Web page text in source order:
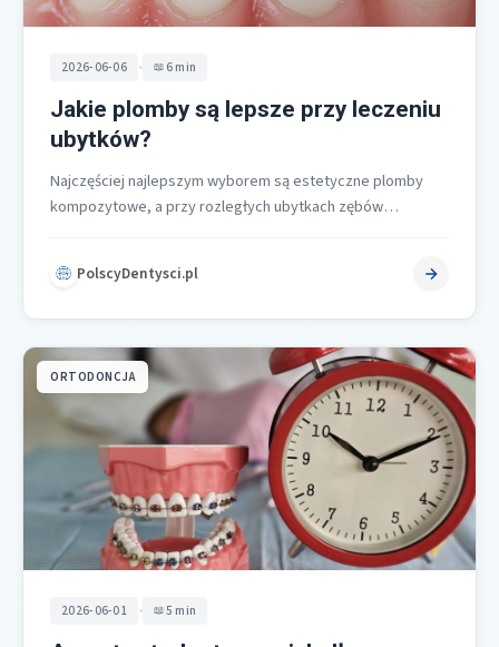
2026-06-06 • 6 min
Jakie plomby są lepsze przy leczeniu
ubytków?
Najczęściej najlepszym wyborem są estetyczne plomby
kompozytowe, a przy rozległych ubytkach zębów
PolscyDentysci.pl
ORTODONCJA
2026-06-01 • 5 min